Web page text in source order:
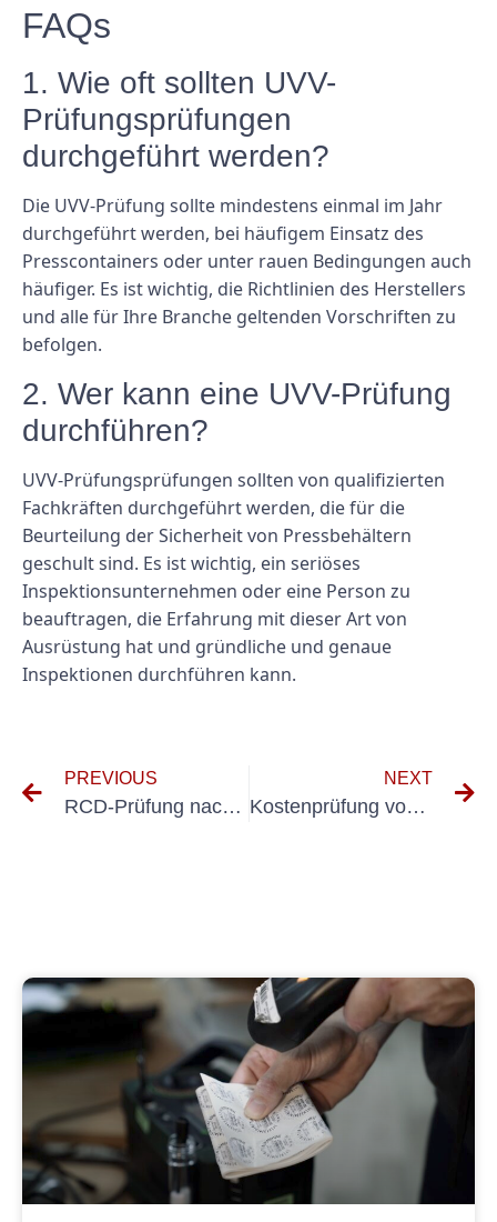
FAQs
1. Wie oft sollten UVV-
Prüfungsprüfungen
durchgeführt werden?
Die UVV-Prüfung sollte mindestens einmal im Jahr
durchgeführt werden, bei häufigem Einsatz des
Presscontainers oder unter rauen Bedingungen auch
häufiger. Es ist wichtig, die Richtlinien des Herstellers
und alle für Ihre Branche geltenden Vorschriften zu
befolgen.
2. Wer kann eine UVV-Prüfung
durchführen?
UVV-Prüfungsprüfungen sollten von qualifizierten
Fachkräften durchgeführt werden, die für die
Beurteilung der Sicherheit von Pressbehältern
geschult sind. Es ist wichtig, ein seriöses
Inspektionsunternehmen oder eine Person zu
beauftragen, die Erfahrung mit dieser Art von
Ausrüstung hat und gründliche und genaue
Inspektionen durchführen kann.
PREVIOUS
RCD-Prüfung nach VDE 0100 verstehen
NEXT
Kostenprüfung von ortsveränderlichen Geräten: Tipps und Tricks für eine effiziente Überprüfung